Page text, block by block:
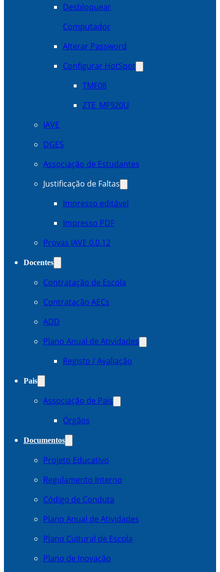
Desbloquear
Computador
Alterar Password
Configurar HotSpot
TMF08
ZTE_MF920U
IAVE
DGES
Associação de Estudantes
Justificação de Faltas
Impresso editável
Impresso PDF
Provas IAVE 0.0.12
Docentes
Contratação de Escola
Contratação AECs
ADD
Plano Anual de Atividades
Registo / Avaliação
Pais
Associação de Pais
Órgãos
Documentos
Projeto Educativo
Regulamento Interno
Código de Conduta
Plano Anual de Atividades
Plano Cultural de Escola
Plano de Inovação